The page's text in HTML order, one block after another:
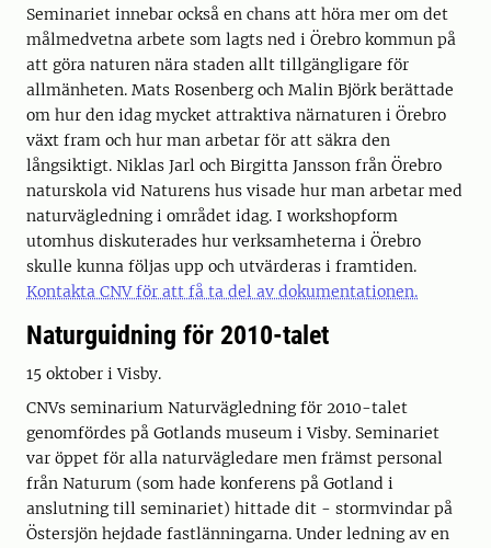
Seminariet innebar också en chans att höra mer om det
målmedvetna arbete som lagts ned i Örebro kommun på
att göra naturen nära staden allt tillgängligare för
allmänheten. Mats Rosenberg och Malin Björk berättade
om hur den idag mycket attraktiva närnaturen i Örebro
växt fram och hur man arbetar för att säkra den
långsiktigt. Niklas Jarl och Birgitta Jansson från Örebro
naturskola vid Naturens hus visade hur man arbetar med
naturvägledning i området idag. I workshopform
utomhus diskuterades hur verksamheterna i Örebro
skulle kunna följas upp och utvärderas i framtiden.
Kontakta CNV för att få ta del av dokumentationen.
Naturguidning för 2010-talet
15 oktober i Visby.
CNVs seminarium Naturvägledning för 2010-talet
genomfördes på Gotlands museum i Visby. Seminariet
var öppet för alla naturvägledare men främst personal
från Naturum (som hade konferens på Gotland i
anslutning till seminariet) hittade dit - stormvindar på
Östersjön hejdade fastlänningarna. Under ledning av en